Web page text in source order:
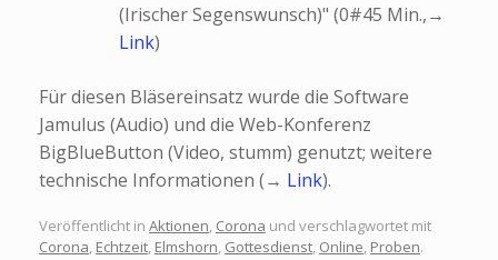
(Irischer Segenswunsch)" (0#45 Min.,→
Link)
Für diesen Bläsereinsatz wurde die Software
Jamulus (Audio) und die Web-Konferenz
BigBlueButton (Video, stumm) genutzt; weitere
technische Informationen (→ Link).
Veröffentlicht in Aktionen, Corona und verschlagwortet mit
Corona, Echtzeit, Elmshorn, Gottesdienst, Online, Proben.